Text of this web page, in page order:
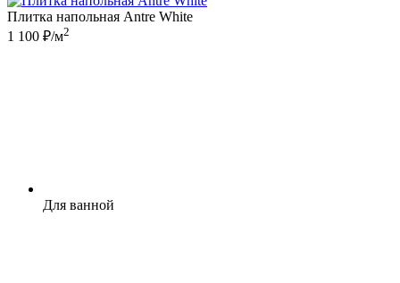
Плитка напольная Antre White
1 100 ₽/м2
Для ванной